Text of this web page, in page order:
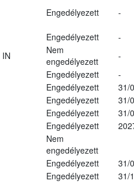
Engedélyezett -
Engedélyezett
-
IN
Nem
engedélyezett
-
Engedélyezett
-
Engedélyezett
31/
Engedélyezett
31/
Engedélyezett
31/
Engedélyezett
Nem
engedélyezett
Engedélyezett
31/
Engedélyezett
31/